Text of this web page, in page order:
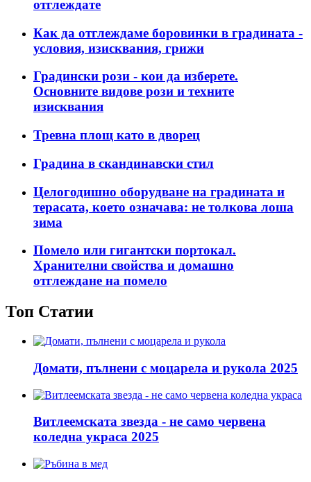
отглеждате
Как да отглеждаме боровинки в градината -
условия, изисквания, грижи
Градински рози - кои да изберете.
Основните видове рози и техните
изисквания
Тревна площ като в дворец
Градина в скандинавски стил
Целогодишно оборудване на градината и
терасата, което означава: не толкова лоша
зима
Помело или гигантски портокал.
Хранителни свойства и домашно
отглеждане на помело
Топ Статии
Домати, пълнени с моцарела и рукола 2025
Витлеемската звезда - не само червена
коледна украса 2025